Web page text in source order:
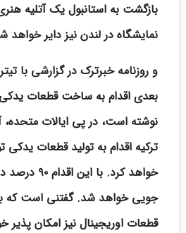
بازگشت به استانبول یک آتلیه
نمایشگاه در لندن نیز دایر خواهد
و روزنامه خبرترک در گزارشی با
نوشته است، در پی ایالات متحده،
ترکیه اقدام به تولید قطعات
خواهد کرد. با
جویی خواهد شد. گفتنی است که
قطعات اوریجینال نیز امکان